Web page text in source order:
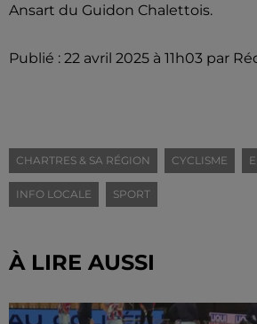
Ansart du Guidon Chalettois.
Publié : 22 avril 2025 à 11h03 par
CHARTRES & SA RÉGION CYCLISME
INFO LOCALE SPORT
À LIRE AUSSI